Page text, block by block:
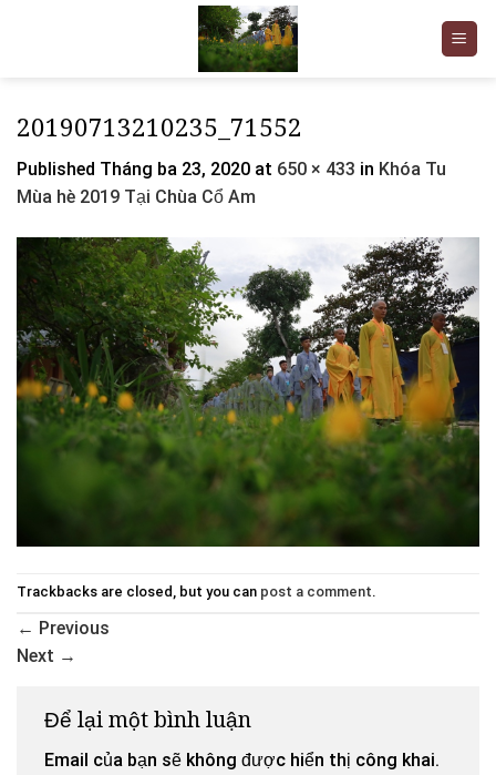
20190713210235_71552
Published Tháng ba 23, 2020 at 650 × 433 in Khóa Tu
Mùa hè 2019 Tại Chùa Cổ Am
Trackbacks are closed, but you can post a comment.
← Previous
Next →
Để lại một bình luận
Email của bạn sẽ không được hiển thị công khai.